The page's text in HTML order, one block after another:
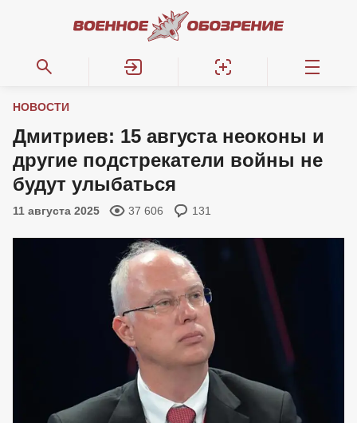
НОВОСТИ
Дмитриев: 15 августа неоконы и
другие подстрекатели войны не
будут улыбаться
11 августа 2025 37 606 131